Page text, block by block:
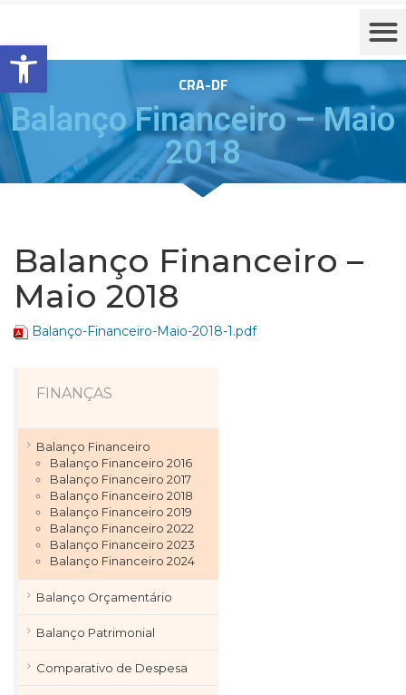
Barra de Ferramentas Aberta
CRA-DF
Balanço Financeiro – Maio
2018
Balanço Financeiro –
Maio 2018
Balanço-Financeiro-Maio-2018-1.pdf
FINANÇAS
Balanço Financeiro
Balanço Financeiro 2016
Balanço Financeiro 2017
Balanço Financeiro 2018
Balanço Financeiro 2019
Balanço Financeiro 2022
Balanço Financeiro 2023
Balanço Financeiro 2024
Balanço Orçamentário
Balanço Patrimonial
Comparativo de Despesa